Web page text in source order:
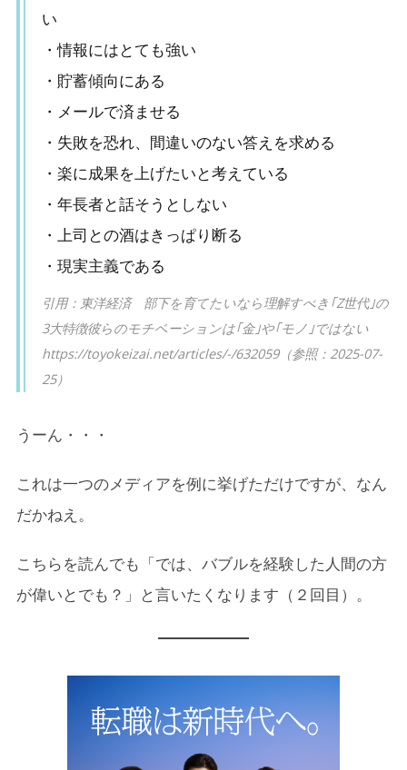
い
・情報にはとても強い
・貯蓄傾向にある
・メールで済ませる
・失敗を恐れ、間違いのない答えを求める
・楽に成果を上げたいと考えている
・年長者と話そうとしない
・上司との酒はきっぱり断る
・現実主義である
引用：東洋経済 部下を育てたいなら理解すべき｢Z世代｣の
3大特徴彼らのモチベーションは｢金｣や｢モノ｣ではない
https://toyokeizai.net/articles/-/632059（参照：2025-07-
25）
うーん・・・
これは一つのメディアを例に挙げただけですが、なん
だかねえ。
こちらを読んでも「では、バブルを経験した人間の方
が偉いとでも？」と言いたくなります（２回目）。